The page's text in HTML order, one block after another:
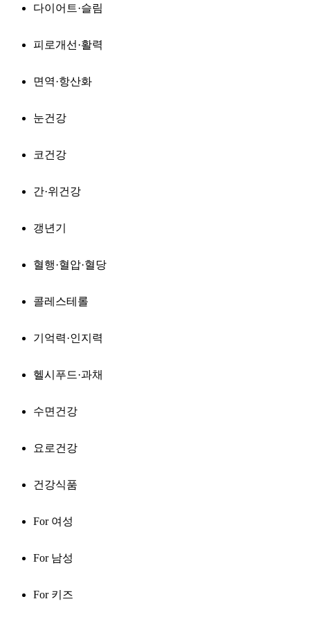
다이어트·슬림
피로개선·활력
면역·항산화
눈건강
코건강
간·위건강
갱년기
혈행·혈압·혈당
콜레스테롤
기억력·인지력
헬시푸드·과채
수면건강
요로건강
건강식품
For 여성
For 남성
For 키즈